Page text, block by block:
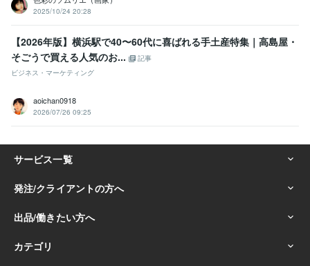
2025/10/24 20:28
【2026年版】横浜駅で40〜60代に喜ばれる手土産特集｜高島屋・
そごうで買える人気のお...
記事
ビジネス・マーケティング
aoichan0918
2026/07/26 09:25